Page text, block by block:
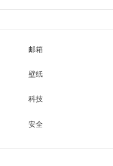
邮箱
壁纸
科技
安全